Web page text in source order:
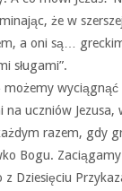
że w
a oni są…
sługami”.
możemy
na uczniów Jezusa,
razem, gdy
Bogu.
z Dziesięciu